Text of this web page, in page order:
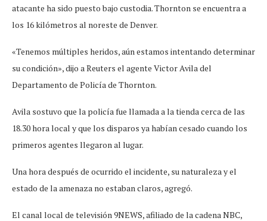
atacante ha sido puesto bajo custodia. Thornton se encuentra a
los 16 kilómetros al noreste de Denver.
«Tenemos múltiples heridos, aún estamos intentando determinar
su condición», dijo a Reuters el agente Victor Avila del
Departamento de Policía de Thornton.
Avila sostuvo que la policía fue llamada a la tienda cerca de las
18.30 hora local y que los disparos ya habían cesado cuando los
primeros agentes llegaron al lugar.
Una hora después de ocurrido el incidente, su naturaleza y el
estado de la amenaza no estaban claros, agregó.
El canal local de televisión 9NEWS, afiliado de la cadena NBC,